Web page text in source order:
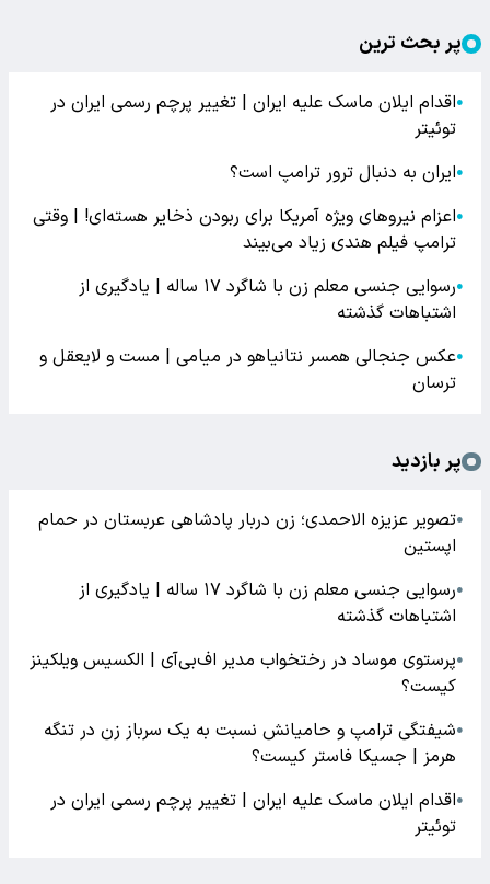
پر بحث ترین
●اقدام ایلان ماسک علیه ایران | تغییر پرچم رسمی ایران در
توئیتر
●ایران به دنبال ترور ترامپ است؟
●اعزام نیروهای ویژه آمریکا برای ربودن ذخایر هسته‌ای! | وقتی
ترامپ فیلم هندی زیاد می‌بیند
●
رسوایی جنسی معلم زن با شاگرد ۱۷ ساله | یادگیری از
اشتباهات گذشته
●عکس جنجالی همسر نتانیاهو در میامی | مست و لایعقل و
ترسان
پر بازدید
●تصویر عزیزه الاحمدی؛ زن دربار پادشاهی عربستان در حمام
اپستین
●
رسوایی جنسی معلم زن با شاگرد ۱۷ ساله | یادگیری از
اشتباهات گذشته
●پرستوی موساد در رختخواب مدیر اف‌بی‌آی | الکسیس ویلکینز
کیست؟
●شیفتگی ترامپ و حامیانش نسبت به یک سرباز زن در تنگه
هرمز | جسیکا فاستر کیست؟
●اقدام ایلان ماسک علیه ایران | تغییر پرچم رسمی ایران در
توئیتر